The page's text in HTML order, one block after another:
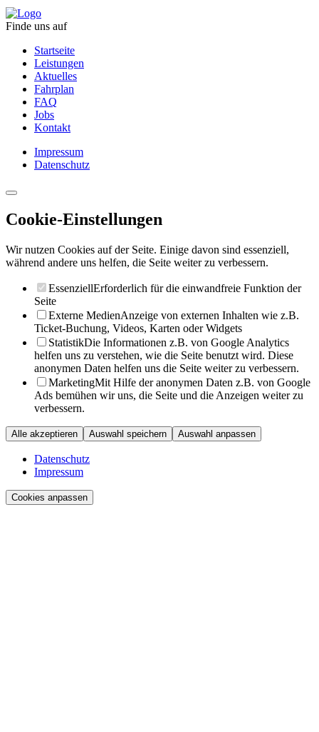
Finde uns auf
Startseite
Leistungen
Aktuelles
Fahrplan
FAQ
Jobs
Kontakt
Impressum
Datenschutz
Cookie-Einstellungen
Wir nutzen Cookies auf der Seite. Einige davon sind essenziell,
während andere uns helfen, die Seite weiter zu verbessern.
EssenziellErforderlich für die einwandfreie Funktion der
Seite
Externe MedienAnzeige von externen Inhalten wie z.B.
Ticket-Buchung, Videos, Karten oder Widgets
StatistikDie Informationen z.B. von Google Analytics
helfen uns zu verstehen, wie die Seite benutzt wird. Diese
anonymen Daten helfen uns die Seite weiter zu verbessern.
MarketingMit Hilfe der anonymen Daten z.B. von Google
Ads bemühen wir uns, die Seite und die Anzeigen weiter zu
verbessern.
Alle akzeptieren Auswahl speichern Auswahl anpassen
Datenschutz
Impressum
Cookies anpassen